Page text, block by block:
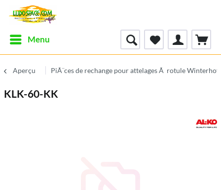
Menu
Aperçu PiÃ¨ces de rechange pour attelages Ã rotule Winterhoff
KLK-60-KK